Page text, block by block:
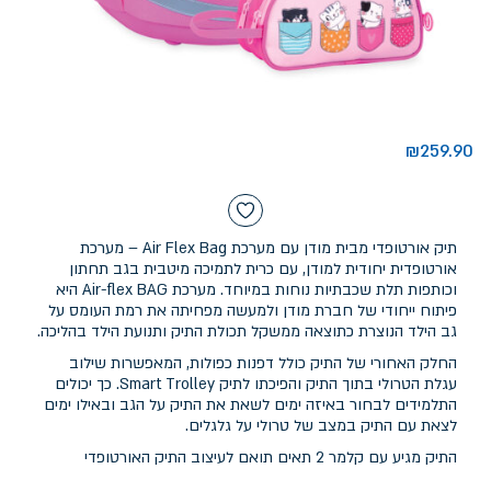
₪259.90
תיק אורטופדי מבית מודן עם מערכת Air Flex Bag – מערכת
אורטופדית יחודית למודן, עם כרית לתמיכה מיטבית בגב תחתון
וכותפות תלת שכבתיות נוחות במיוחד. מערכת Air-flex BAG היא
פיתוח ייחודי של חברת מודן ולמעשה מפחיתה את רמת העומס על
גב הילד הנוצרת כתוצאה ממשקל תכולת התיק ותנועת הילד בהליכה.
החלק האחורי של התיק כולל דפנות כפולות, המאפשרות שילוב
עגלת הטרולי בתוך התיק והפיכתו לתיק Smart Trolley. כך יכולים
התלמידים לבחור באיזה ימים לשאת את התיק על הגב ובאילו ימים
לצאת עם התיק במצב של טרולי על גלגלים.
התיק מגיע עם קלמר 2 תאים תואם לעיצוב התיק האורטופדי